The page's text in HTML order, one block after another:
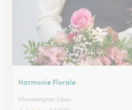
Harmonie Florale
Monsempron Libos